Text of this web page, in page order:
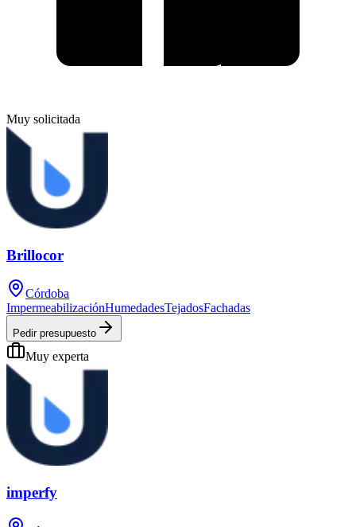
Muy solicitada
Brillocor
Córdoba
ImpermeabilizaciónHumedadesTejadosFachadas
Pedir presupuesto
Muy experta
imperfy